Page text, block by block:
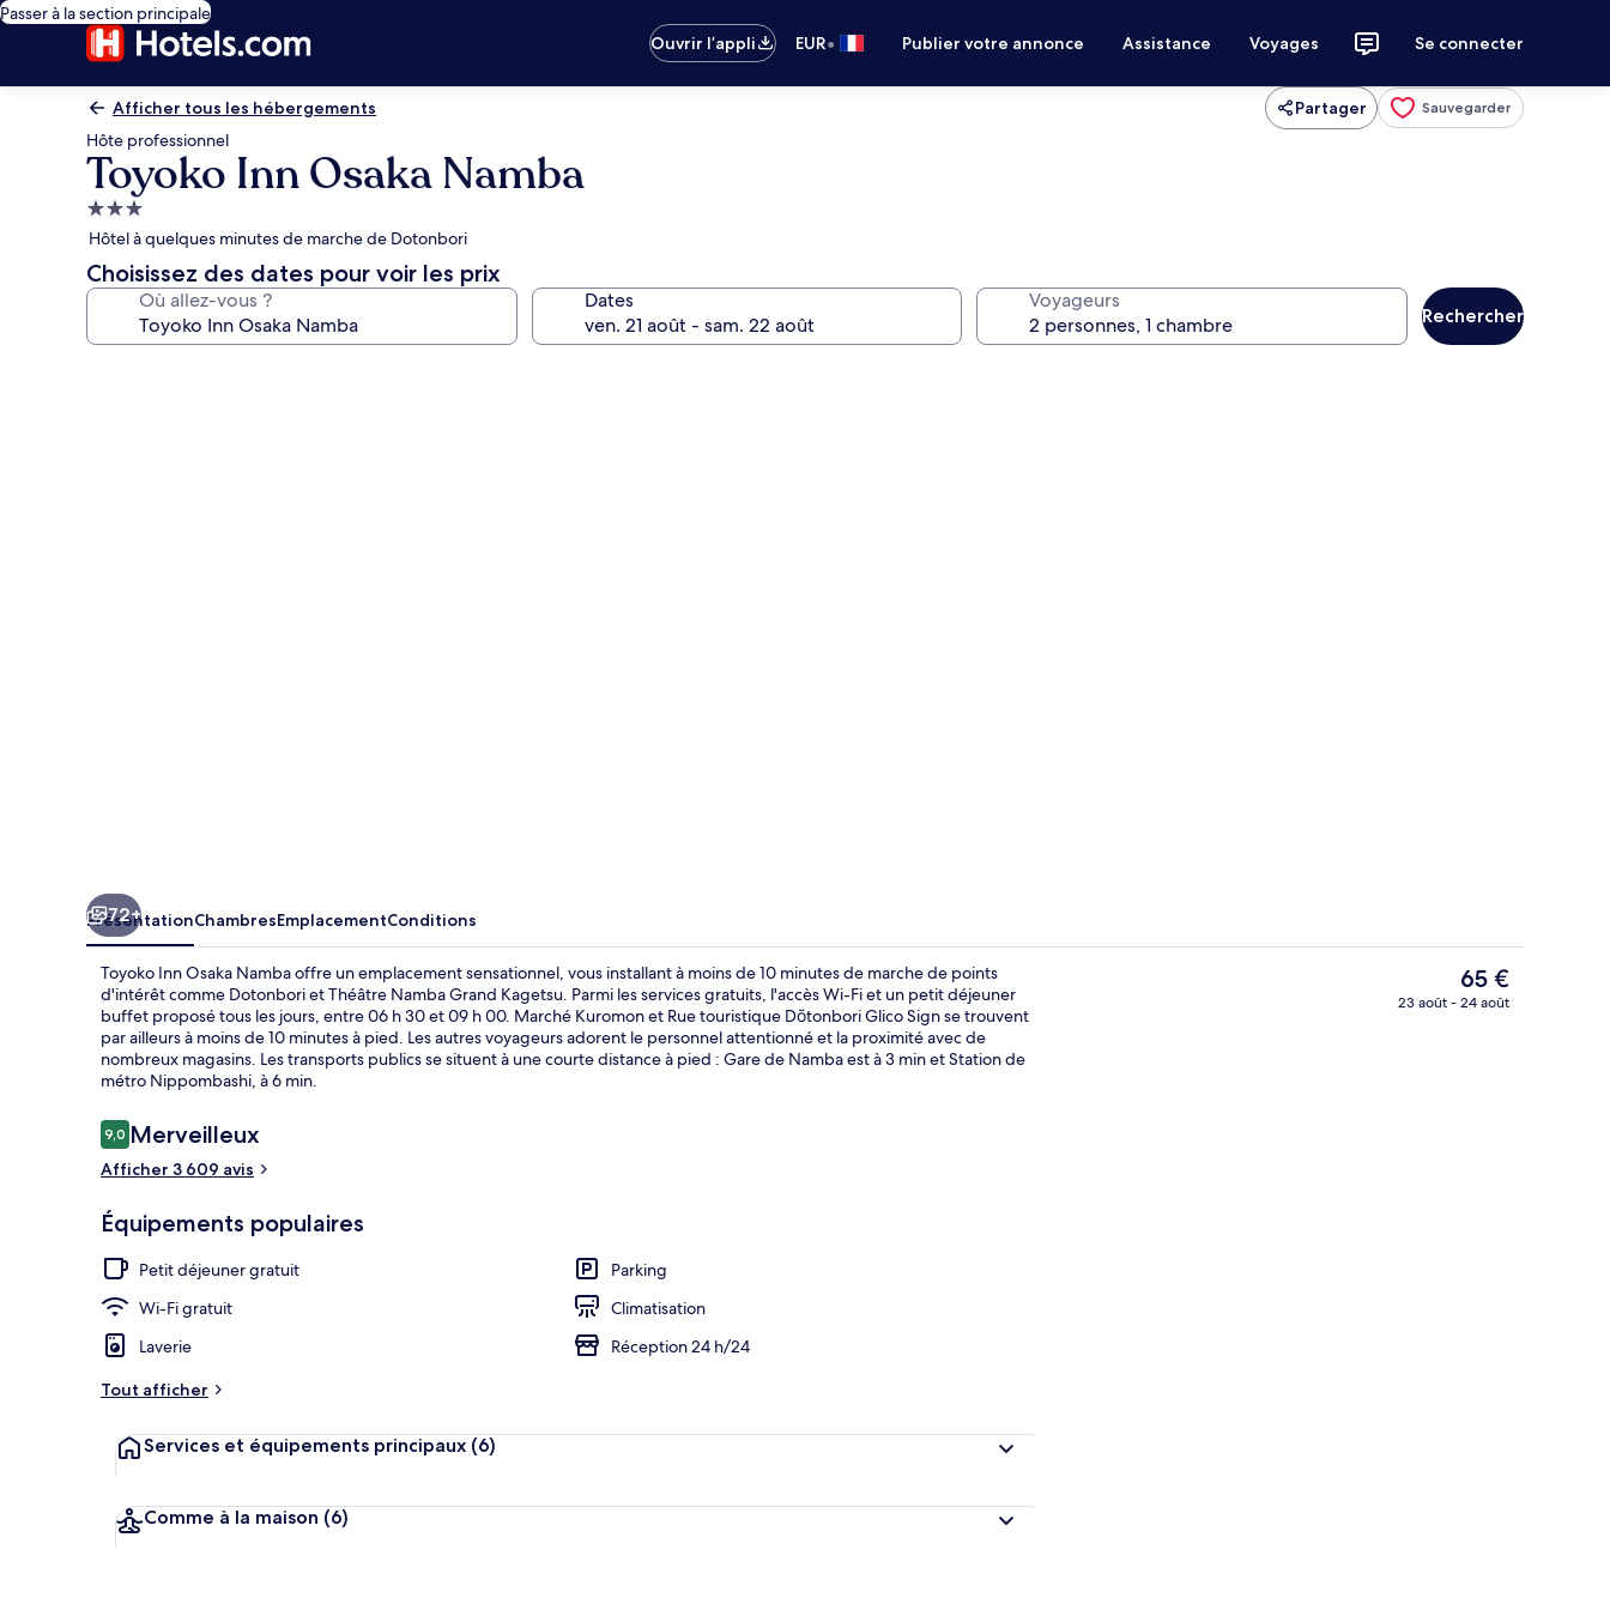
Passer à la section principale
Ouvrir l’appli
EUR• Publier votre annonce Assistance Voyages Se connecter
Afficher tous les hébergements Partager Sauvegarder
Hôte professionnel
Toyoko Inn Osaka Namba
Hébergement
3.0 étoiles
Hôtel à quelques minutes de marche de Dotonbori
Choisissez des dates pour voir les prix
Où allez-vous ? Dates Voyageurs
Rechercher
Site d’intérêt
72+
PrésentationChambresEmplacementConditions
Toyoko Inn Osaka Namba offre un emplacement sensationnel, vous installant à moins de 10 minutes de marche de points
d'intérêt comme Dotonbori et Théâtre Namba Grand Kagetsu. Parmi les services gratuits, l'accès Wi-Fi et un petit déjeuner
buffet proposé tous les jours, entre 06 h 30 et 09 h 00. Marché Kuromon et Rue touristique Dōtonbori Glico Sign se trouvent
par ailleurs à moins de 10 minutes à pied. Les autres voyageurs adorent le personnel attentionné et la proximité avec de
nombreux magasins. Les transports publics se situent à une courte distance à pied : Gare de Namba est à 3 min et Station de
métro Nippombashi, à 6 min.
Avis
voyageurs
9,09,0 sur 10
Merveilleux
Afficher 3 609 avis
Équipements populaires
Petit déjeuner gratuit
Parking
Wi-Fi gratuit
Climatisation
Laverie
Réception 24 h/24
Tout afficher
Services et équipements principaux (6)
Comme à la maison (6)
Le
prix
65 €
23 août - 24 août